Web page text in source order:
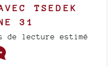
TSEDEK
31
de lecture estimé